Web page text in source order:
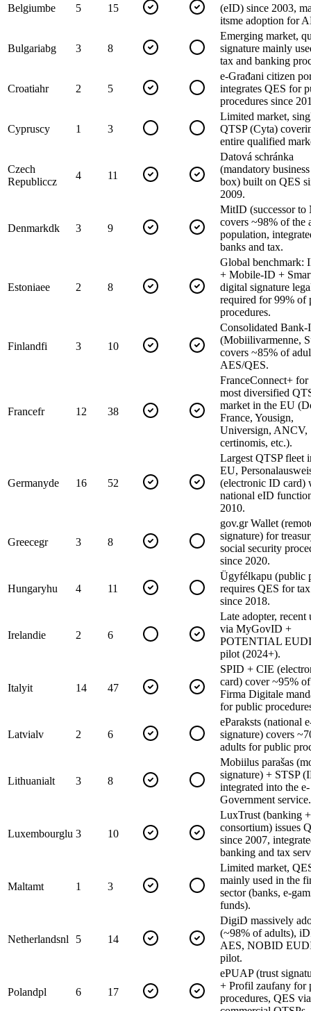
Belgiumbe 5 15
(eID) since 2003,
itsme adoption for
Bulgariabg 3 8
Emerging market,
signature mainly
tax and banking
Croatiahr 2 5
e-Građani citizen
integrates QES for
procedures since
Cypruscy 1 3
Limited market,
QTSP (Cyta)
entire qualified
Czech
Republiccz
4 11
Datová schránka
(mandatory
box) built on QES
2009.
Denmarkdk 3 9
MitID (successor to
covers ~98% of the
population,
banks and tax.
Estoniaee 2 8
Global benchmark:
+ Mobile-ID +
digital signature
required for 99% of
procedures.
Finlandfi 3 10
Consolidated
(Mobiilivarmenne,
covers ~85% of
AES/QES.
Francefr 12 38
FranceConnect+ for
most diversified
market in the EU
France, Yousign,
Universign, ANCV,
certinomis, etc.).
Germanyde 16 52
Largest QTSP fleet
EU,
(electronic ID card)
national eID
2010.
Greecegr 3 8
gov.gr Wallet
signature) for
social security
since 2020.
Hungaryhu 4 11
Ügyfélkapu (public
requires QES for
since 2018.
Irelandie 2 6
Late adopter, recent
via MyGovID +
POTENTIAL
pilot (2024+).
Italyit 14 47
SPID + CIE
card) cover ~95%
Firma Digitale
for public
Latvialv 2 6
eParaksts (national
signature) covers
adults for public
Lithuanialt 3 8
Mobiilus parašas
signature) + STSP
integrated into the e-
Government service.
Luxembourglu 3 10
LuxTrust (banking
consortium) issues
since 2007,
banking and tax
Maltamt 1 3
Limited market,
mainly used in the
sector (banks, e-
funds).
Netherlandsnl 5 14
DigiD massively
(~98% of adults),
AES, NOBID
pilot.
Polandpl 6 17
ePUAP (trust
+ Profil zaufany for
procedures, QES